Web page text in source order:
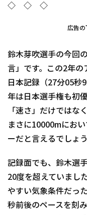
◇ ◇ ◇
広告の
鈴木芽吹選手の今回
言」です。この2年
日本記録（27分05秒
年は日本選手権も初
「速さ」だけではな
まさに10000mにお
ーだと言えるでしょう
記録面でも、鈴木選
20度を超えていまし
やすい気象条件だっ
秒前後のペースを刻